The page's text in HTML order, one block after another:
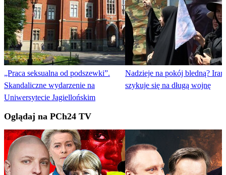
„Praca seksualna od podszewki”.
Skandaliczne wydarzenie na
Uniwersytecie Jagiellońskim
Nadzieje na pokój bledną? Iran
szykuje się na długą wojnę
Oglądaj na PCh24 TV